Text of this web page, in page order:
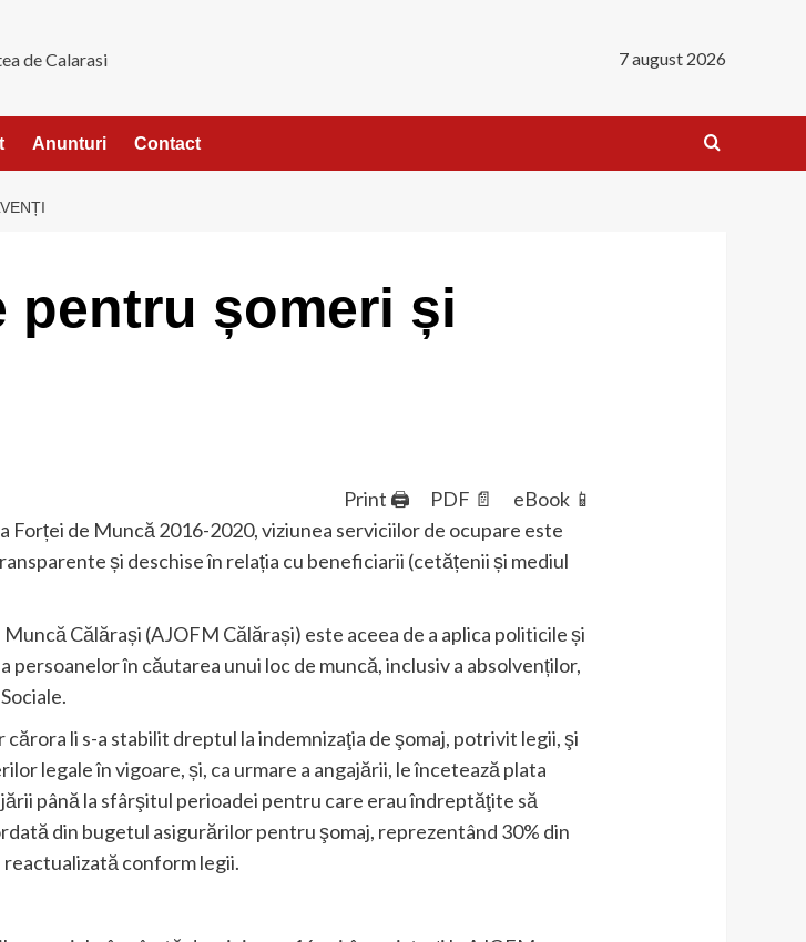
7 august 2026
Anunturi Contact
pentru șomeri și
Print 🖨 PDF 📄
eBook 📱
de Muncă 2016-2020, viziunea serviciilor de ocupare este
și deschise în relația cu beneficiarii (cetățenii și mediul
Călărași (AJOFM Călărași) este aceea de a aplica politicile și
în căutarea unui loc de muncă, inclusiv a absolvenților,
li s-a stabilit dreptul la indemnizaţia de şomaj, potrivit legii, şi
legale în vigoare, și, ca urmare a angajării, le încetează plata
până la sfârşitul perioadei pentru care erau îndreptăţite să
din bugetul asigurărilor pentru şomaj, reprezentând 30% din
reactualizată conform legii.